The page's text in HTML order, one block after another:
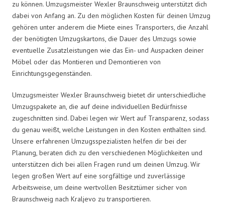
zu können. Umzugsmeister Wexler Braunschweig unterstützt dich
dabei von Anfang an. Zu den möglichen Kosten für deinen Umzug
gehören unter anderem die Miete eines Transporters, die Anzahl
der benötigten Umzugskartons, die Dauer des Umzugs sowie
eventuelle Zusatzleistungen wie das Ein- und Auspacken deiner
Möbel oder das Montieren und Demontieren von
Einrichtungsgegenständen.
Umzugsmeister Wexler Braunschweig bietet dir unterschiedliche
Umzugspakete an, die auf deine individuellen Bedürfnisse
zugeschnitten sind. Dabei legen wir Wert auf Transparenz, sodass
du genau weißt, welche Leistungen in den Kosten enthalten sind.
Unsere erfahrenen Umzugsspezialisten helfen dir bei der
Planung, beraten dich zu den verschiedenen Möglichkeiten und
unterstützen dich bei allen Fragen rund um deinen Umzug. Wir
legen großen Wert auf eine sorgfältige und zuverlässige
Arbeitsweise, um deine wertvollen Besitztümer sicher von
Braunschweig nach Kraljevo zu transportieren.